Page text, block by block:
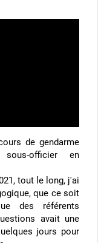
de gendarme
officier en
tout le long, j'ai
que ce soit
des référents
avait une
jours pour